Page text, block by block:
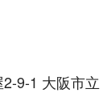
9-1 大阪市立